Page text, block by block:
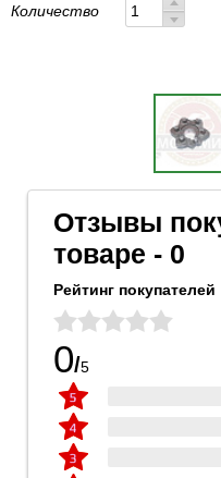
Количество
Отзывы
товаре - 0
Рейтинг покупателей
0/5